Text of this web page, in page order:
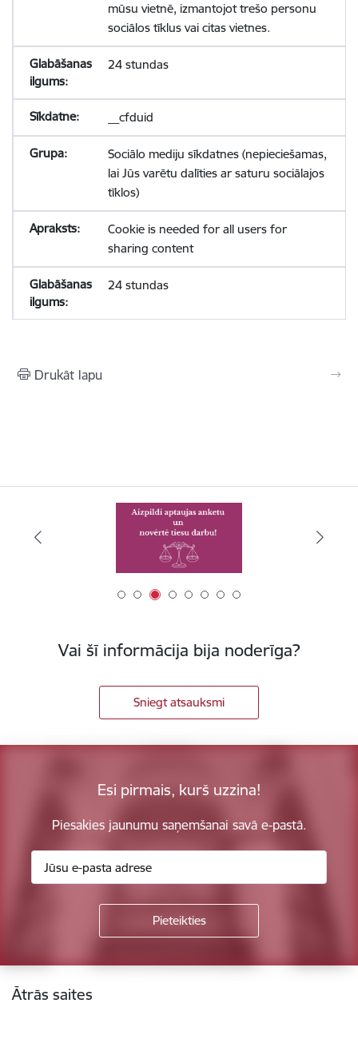
mūsu vietnē, izmantojot trešo personu
sociālos tīklus vai citas vietnes.
24 stundas
__cfduid
Sociālo mediju sīkdatnes (nepieciešamas,
lai Jūs varētu dalīties ar saturu sociālajos
tīklos)
Cookie is needed for all users for
sharing content
24 stundas
Drukāt lapu
Vai šī informācija bija noderīga?
Sniegt atsauksmi
Esi pirmais, kurš uzzina!
Piesakies jaunumu saņemšanai savā e-pastā.
Kājene
Ātrās saites